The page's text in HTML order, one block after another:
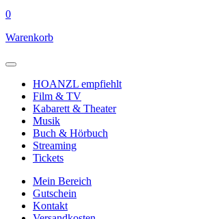
0
Warenkorb
HOANZL empfiehlt
Film & TV
Kabarett & Theater
Musik
Buch & Hörbuch
Streaming
Tickets
Mein Bereich
Gutschein
Kontakt